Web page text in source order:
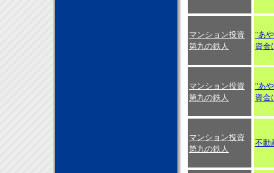
マンション投資
第九の鉄人
"あ
資金
マンション投資
第九の鉄人
"あ
資金
マンション投資
第九の鉄人
不動